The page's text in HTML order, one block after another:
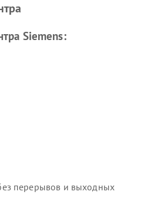
Siemens
Siemens
Siemens:
перерывов и выходных